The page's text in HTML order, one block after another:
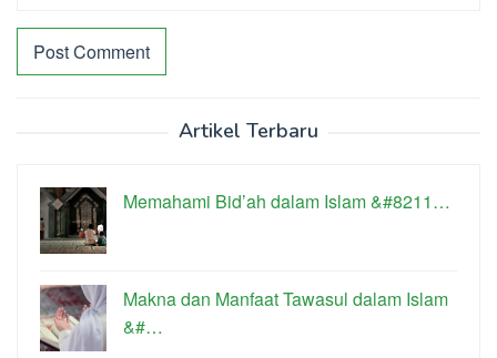
Artikel Terbaru
Memahami Bid’ah dalam Islam &#8211…
Makna dan Manfaat Tawasul dalam Islam
&#…